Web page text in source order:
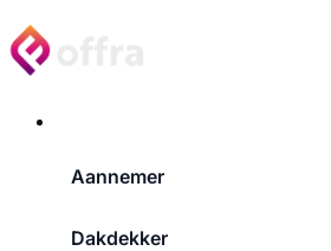
Aannemer
Dakdekker